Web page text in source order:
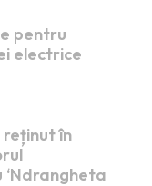
pentru
electrice
în
‘Ndrangheta